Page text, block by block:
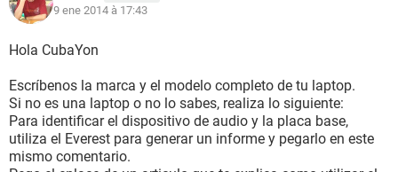
9 ene 2014 à 17:43
Hola CubaYon
Escríbenos la marca y el modelo completo de tu laptop.
Si no es una laptop o no lo sabes, realiza lo siguiente:
Para identificar el dispositivo de audio y la placa base,
utiliza el Everest para generar un informe y pegarlo en este
mismo comentario.